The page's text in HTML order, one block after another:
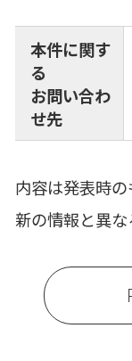
本件に関す
る
お問い合わ
せ先
内容は発表時
新の情報と異な